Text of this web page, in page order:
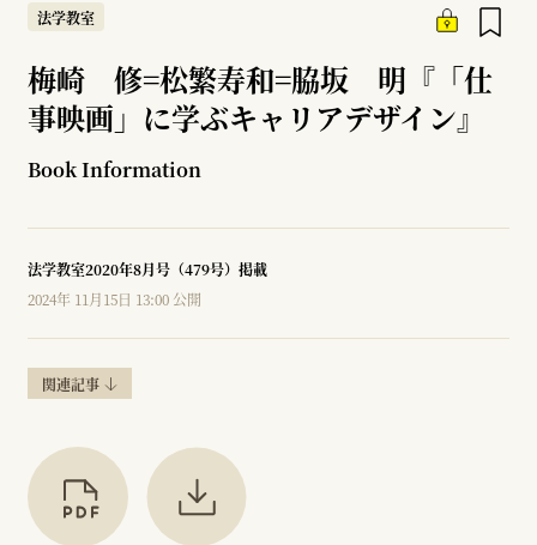
法学教室
梅崎 修=松繁寿和=脇坂 明『「仕
事映画」に学ぶキャリアデザイン』
Book Information
法学教室2020年8月号（479号）掲載
2024年 11月15日 13:00 公開
関連記事